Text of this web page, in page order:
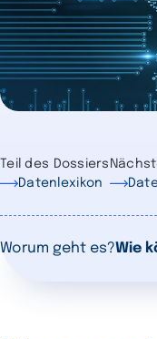
Teil des Dossiers
Datenlexikon
Worum geht es?Wie